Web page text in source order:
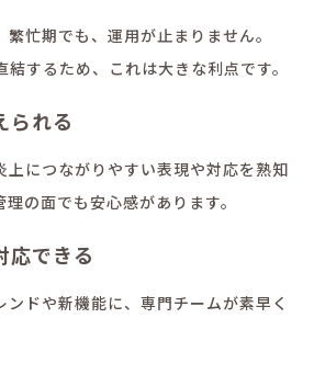
忙期でも、運用が止まりません。
するため、これは大きな利点です。
られる
上につながりやすい表現や対応を熟知
の面でも安心感があります。
応できる
ドや新機能に、専門チームが素早く